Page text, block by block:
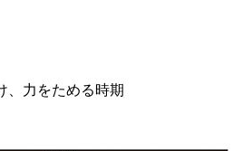
、力をためる時期